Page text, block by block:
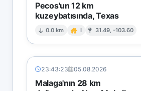
Pecos'un 12 km
kuzeybatısında, Texas
0.0 km I 31.49, -103.60
23:43:23 05.08.2026
Malaga'nın 28 km